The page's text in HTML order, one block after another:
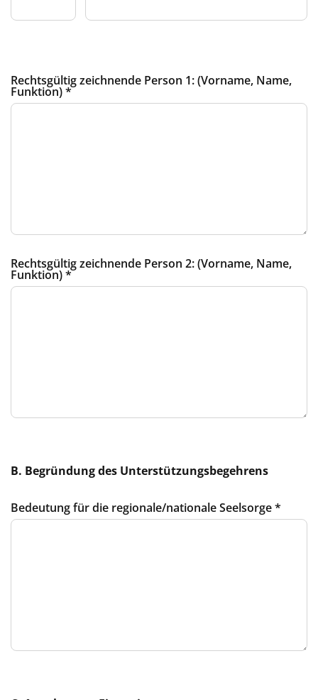
Rechtsgültig zeichnende Person 1: (Vorname, Name,
Funktion)*
Rechtsgültig zeichnende Person 2: (Vorname, Name,
Funktion)*
B. Begründung des Unterstützungsbegehrens
Bedeutung für die regionale/nationale Seelsorge*